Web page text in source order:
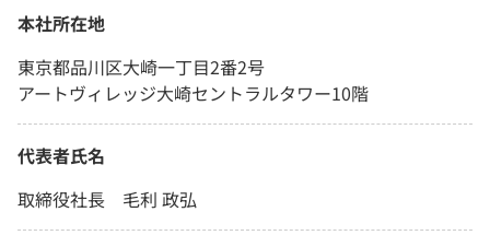
本社所在地
東京都品川区大崎一丁目2番2号
アートヴィレッジ大崎セントラルタワー10階
代表者氏名
取締役社長 毛利 政弘